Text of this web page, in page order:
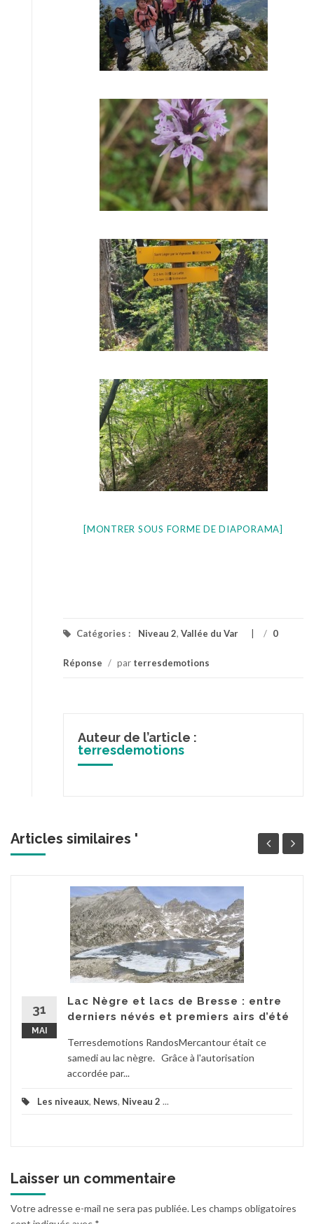
[MONTRER SOUS FORME DE DIAPORAMA]
Catégories : Niveau 2, Vallée du Var / 0
Réponse / par terresdemotions
Auteur de l’article :
terresdemotions
Articles similaires '
31
MAI
Lac Nègre et lacs de Bresse : entre
derniers névés et premiers airs d’été
Terresdemotions RandosMercantour était ce
samedi au lac nègre. Grâce à l'autorisation
accordée par...
Les niveaux, News, Niveau 2 ...
Laisser un commentaire
Votre adresse e-mail ne sera pas publiée.Les champs obligatoires